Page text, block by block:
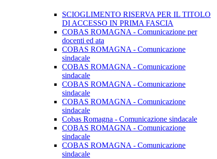
SCIOGLIMENTO RISERVA PER IL TITOLO
DI ACCESSO IN PRIMA FASCIA
COBAS ROMAGNA - Comunicazione per
docenti ed ata
COBAS ROMAGNA - Comunicazione
sindacale
COBAS ROMAGNA - Comunicazione
sindacale
COBAS ROMAGNA - Comunicazione
sindacale
COBAS ROMAGNA - Comunicazione
sindacale
Cobas Romagna - Comunicazione sindacale
COBAS ROMAGNA - Comunicazione
sindacale
COBAS ROMAGNA - Comunicazione
sindacale